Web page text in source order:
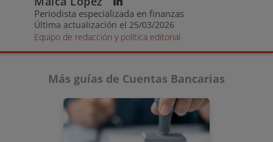
Periodista especializada en finanzas
Última actualización el 25/03/2026
Equipo de redacción y política editorial
Más guías de Cuentas Bancarias